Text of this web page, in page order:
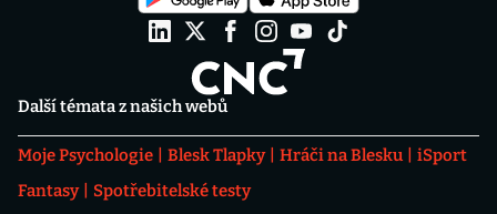
Další témata z našich webů
Moje Psychologie Blesk Tlapky Hráči na Blesku
iSport
Fantasy
Spotřebitelské testy